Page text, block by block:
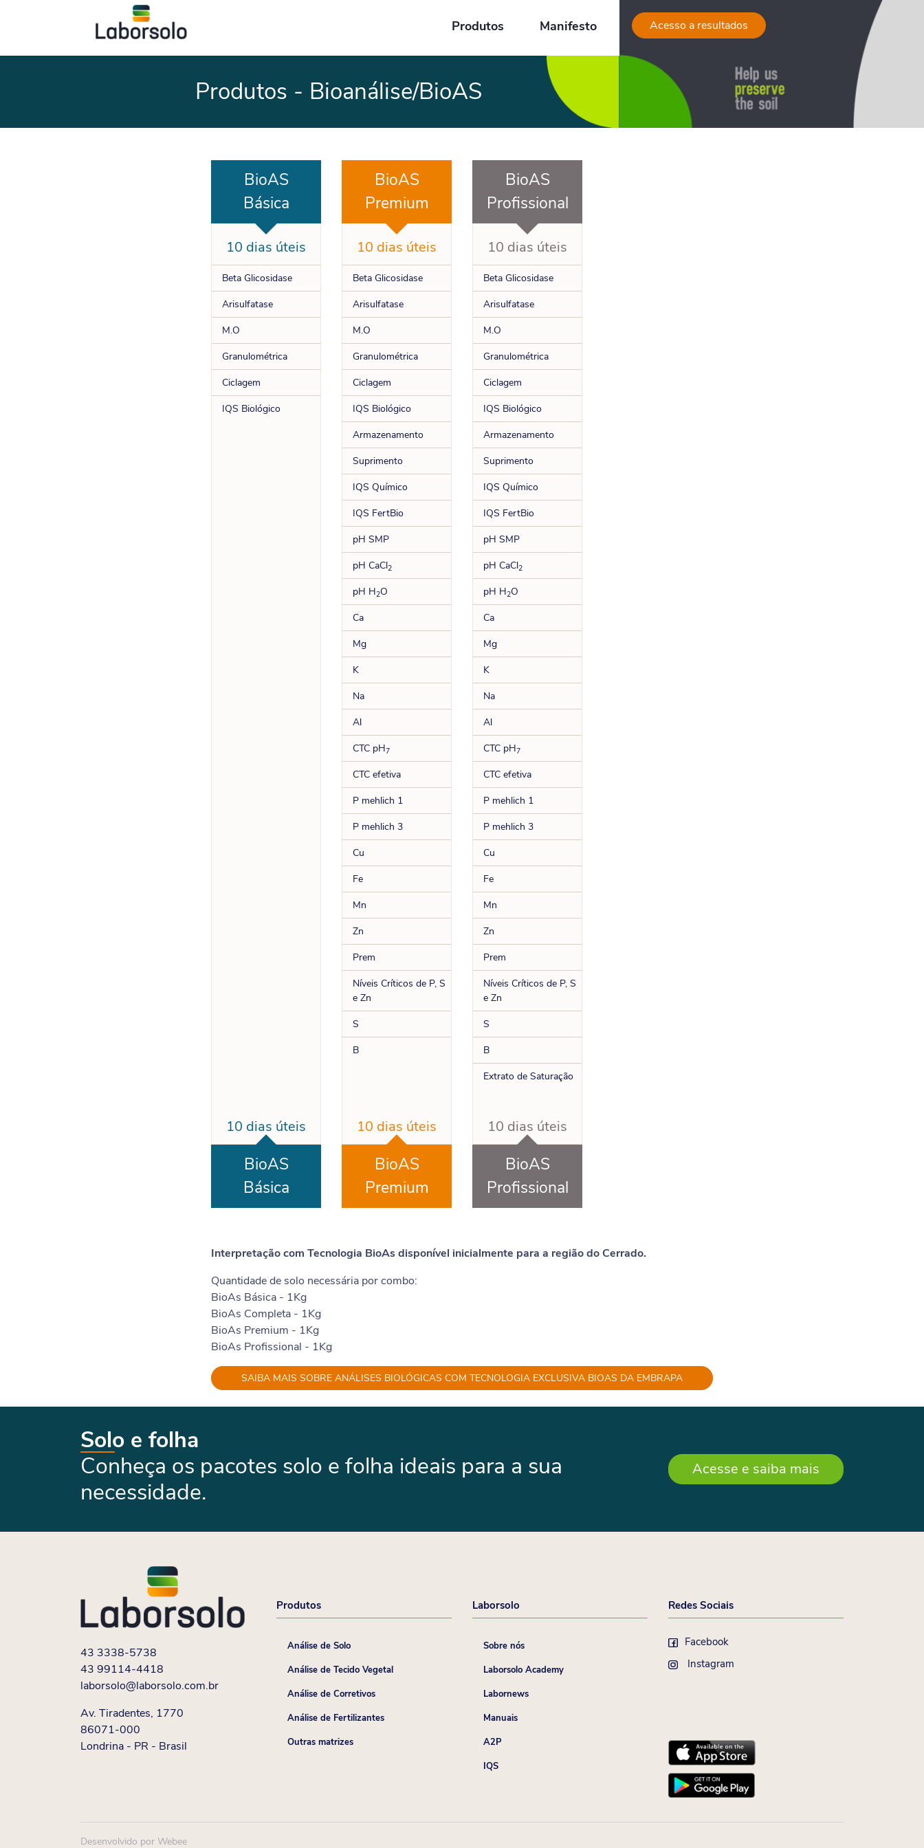
Produtos Manifesto
Produtos - Bioanálise/BioAS
Acesso a resultados
BioAS
Básica
10 dias úteis
Beta Glicosidase
Arisulfatase
M.O
Granulométrica
Ciclagem
IQS Biológico
10 dias úteis
BioAS
Básica
BioAS
Premium
10 dias úteis
Beta Glicosidase
Arisulfatase
M.O
Granulométrica
Ciclagem
IQS Biológico
Armazenamento
Suprimento
IQS Químico
IQS FertBio
pH SMP
pH CaCl2
pH H2O
Ca
Mg
K
Na
Al
CTC pH7
CTC efetiva
P mehlich 1
P mehlich 3
Cu
Fe
Mn
Zn
Prem
Níveis Críticos de P, S
e Zn
S
B
10 dias úteis
BioAS
Premium
BioAS
Profissional
10 dias úteis
Beta Glicosidase
Arisulfatase
M.O
Granulométrica
Ciclagem
IQS Biológico
Armazenamento
Suprimento
IQS Químico
IQS FertBio
pH SMP
pH CaCl2
pH H2O
Ca
Mg
K
Na
Al
CTC pH7
CTC efetiva
P mehlich 1
P mehlich 3
Cu
Fe
Mn
Zn
Prem
Níveis Críticos de P, S
e Zn
S
B
Extrato de Saturação
10 dias úteis
BioAS
Profissional
Interpretação com Tecnologia BioAs disponível inicialmente para a região do Cerrado.
Quantidade de solo necessária por combo:
BioAs Básica - 1Kg
BioAs Completa - 1Kg
BioAs Premium - 1Kg
BioAs Profissional - 1Kg
SAIBA MAIS SOBRE ANÁLISES BIOLÓGICAS COM TECNOLOGIA EXCLUSIVA BIOAS DA EMBRAPA
Solo e folha
Conheça os pacotes solo e folha ideais para a sua
necessidade.
Acesse e saiba mais
43 3338-5738
43 99114-4418
laborsolo@laborsolo.com.br
Av. Tiradentes, 1770
86071-000
Londrina - PR - Brasil
Produtos
Análise de Solo
Análise de Tecido Vegetal
Análise de Corretivos
Análise de Fertilizantes
Outras matrizes
Laborsolo
Sobre nós
Laborsolo Academy
Labornews
Manuais
A2P
IQS
Redes Sociais
Facebook
Instagram
Desenvolvido por Webee